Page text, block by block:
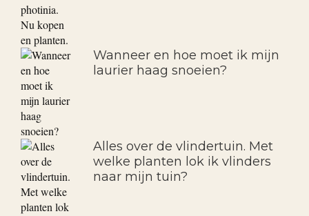
Wanneer en hoe moet ik mijn
laurier haag snoeien?
Alles over de vlindertuin. Met
welke planten lok ik vlinders
naar mijn tuin?